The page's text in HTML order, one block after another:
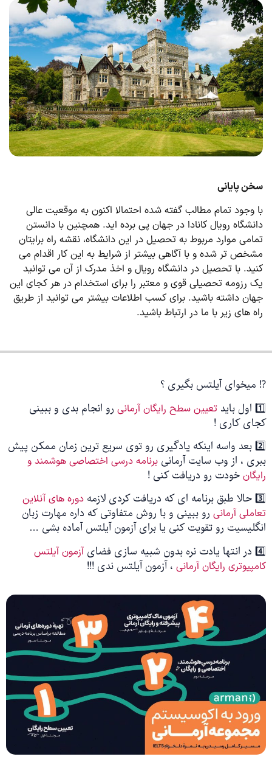
سخن پایانی
با وجود تمام مطالب گفته شده احتمالا اکنون به موقعیت عالی
دانشگاه رویال کانادا در جهان پی برده اید. همچنین با دانستن
تمامی موارد مربوط به تحصیل در این دانشگاه، نقشه راه برایتان
مشخص تر شده و با آگاهی بیشتر از شرایط به این کار اقدام می
کنید. با تحصیل در دانشگاه رویال و اخذ مدرک از آن می توانید
یک رزومه تحصیلی قوی و معتبر را برای استخدام در هر کجای این
جهان داشته باشید. برای کسب اطلاعات بیشتر می توانید از طریق
راه های زیر با ما در ارتباط باشید.
⁉️ میخوای آیلتس بگیری ؟
1️⃣ اول باید
تعیین سطح رایگان آرمانی رو انجام بدی و ببینی
کجای کاری !
2️⃣ بعد واسه اینکه یادگیری رو توی سریع ترین زمان ممکن پیش
ببری ، از وب سایت آرمانی برنامه درسی اختصاصی هوشمند و
رایگان خودت رو دریافت کنی !
3️⃣ حالا طبق برنامه ای که دریافت کردی لازمه
دوره های آنلاین
تعاملی آرمانی رو ببینی و با روش متفاوتی که داره مهارت زبان
انگلیسیت رو تقویت کنی یا برای آزمون آیلتس آماده بشی …
4️⃣ در انتها یادت نره بدون شبیه سازی فضای
آزمون آیلتس
کامپیوتری رایگان آرمانی ، آزمون آیلتس ندی !!!